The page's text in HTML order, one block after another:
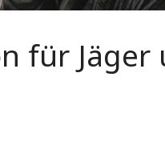
für Jäger